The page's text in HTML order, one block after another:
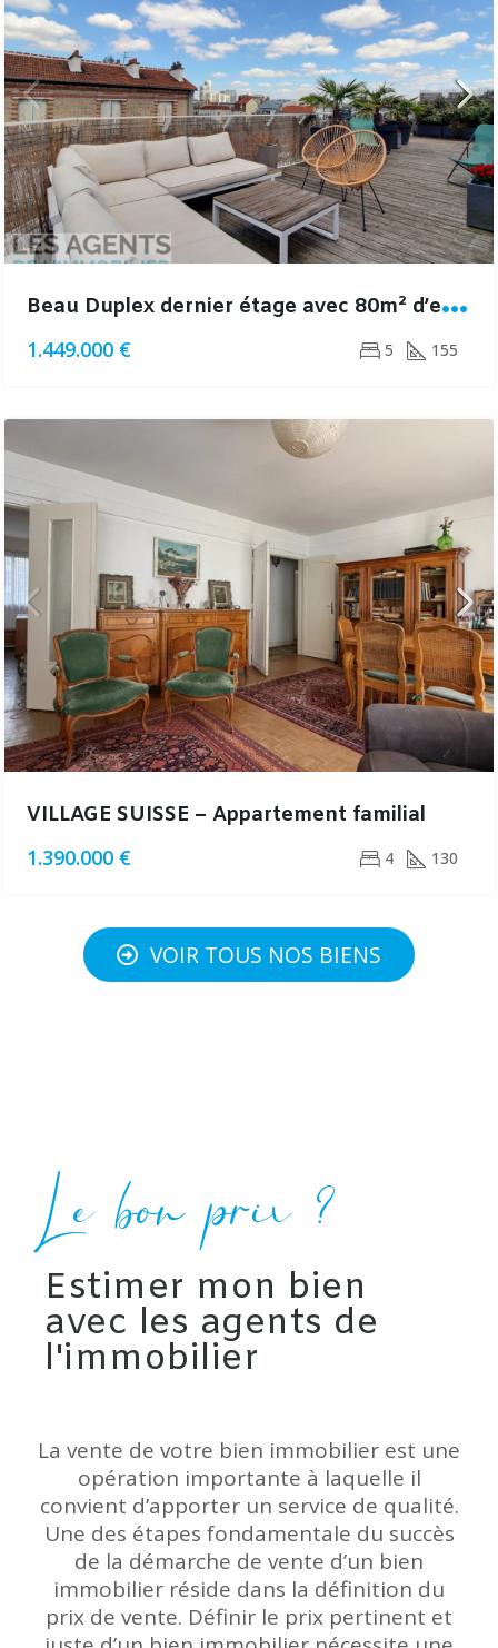
B
eau Duplex dernier étage avec 80m² d’espaces extérieurs
1.449.000 € 5 155
VILLAGE SUISSE – Appartement familial
1.390.000 €
4 130
VOIR TOUS NOS BIENS
Le bon prix ?
Estimer mon bien
avec les agents de
l'immobilier
La vente de votre bien immobilier est une
opération importante à laquelle il
convient d’apporter un service de qualité.
Une des étapes fondamentale du succès
de la démarche de vente d’un bien
immobilier réside dans la définition du
prix de vente. Définir le prix pertinent et